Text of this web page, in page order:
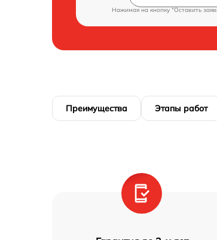
Нажимая на кнопку "Оставить
Преимущества Этапы работ